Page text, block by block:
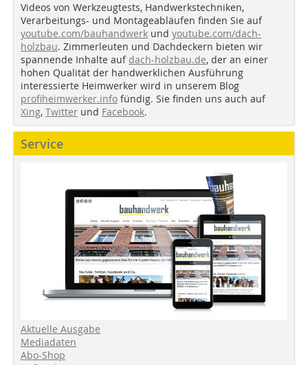
Videos von Werkzeugtests, Handwerkstechniken,
Verarbeitungs- und Montageabläufen finden Sie auf
youtube.com/bauhandwerk und youtube.com/dach-
holzbau. Zimmerleuten und Dachdeckern bieten wir
spannende Inhalte auf dach-holzbau.de, der an einer
hohen Qualität der handwerklichen Ausführung
interessierte Heimwerker wird in unserem Blog
profiheimwerker.info fündig. Sie finden uns auch auf
Xing, Twitter und Facebook.
Service
Aktuelle Ausgabe
Mediadaten
Abo-Shop